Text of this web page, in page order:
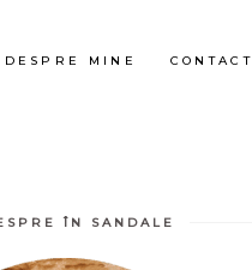
DESPRE MINE CONTACT
ÎN SANDALE